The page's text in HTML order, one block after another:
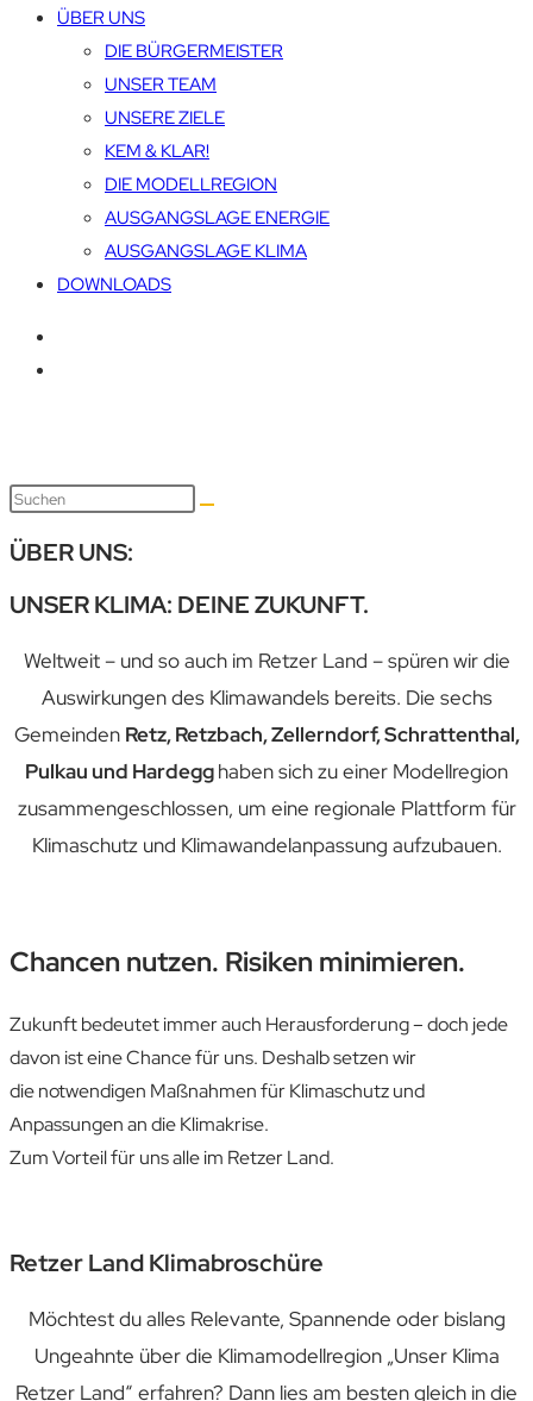
ÜBER UNS
DIE BÜRGERMEISTER
UNSER TEAM
UNSERE ZIELE
KEM & KLAR!
DIE MODELLREGION
AUSGANGSLAGE ENERGIE
AUSGANGSLAGE KLIMA
DOWNLOADS
ÜBER UNS:
UNSER KLIMA: DEINE ZUKUNFT.​
Weltweit – und so auch im Retzer Land – spüren wir die
Aus­wirkungen des Klima­wandels bereits. Die sechs
Gemeinden Retz, Retzbach, Zellerndorf, Schrattenthal,
Pulkau und Hardegghaben sich zu einer Modell­region
zusammen­geschlossen, um eine regionale Plattform für
Klima­schutz und Klima­wandel­anpassung auf­zubauen.
Chancen nutzen. Risiken minimieren.
Zukunft bedeutet immer auch Herausforderung – doch jede
davon ist eineChance für uns. Deshalb setzen wir
dienotwendigen Maßnahmen für Klimaschutzund
Anpassungen an die Klimakrise.
Zum Vorteil für uns alle im Retzer Land.
Retzer Land Klimabroschüre
Möchtest du alles Relevante, Spannende oder bislang
Ungeahnte über die Klimamodellregion „Unser Klima
Retzer Land“ erfahren? Dann lies am besten gleich in die